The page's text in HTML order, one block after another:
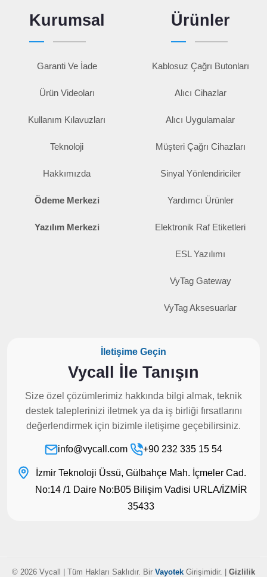
Kablosuz Çağrı Butonu Kullanmanın
düzenli ve kontrollü hâle getirir. Personelin sürekli olarak farklı
alanları kontrol etme ihtiyacını azaltarak yalnızca çağrı gelen
Taleplerin hızlı şekilde personele iletilmesi
Hizmet sürecindeki beklemelerin azaltılması
Personelin daha verimli çalışması
İhtiyaca göre yeni cihazlarla genişletilebilmesi
Daha düzenli ve profesyonel hizmet yönetimi
Çağrı cihazı, çağrı butonundan gönderilen bildirimi alan ve
görevli personele ileten ekran, pager veya alıcı ünitesidir.
Kullanım ihtiyacına göre çağrılar sabit bir ekranda
görüntülenebilir, personelin taşıdığı cihaza gönderilebilir veya
bilgisayar üzerinden takip edilebilir.
Doğru çağrı cihazı seçilirken işletmenin büyüklüğü, çağrı noktası
sayısı, kullanım alanı ve personelin çalışma şekli dikkate
alınmalıdır. Bu sayede sistem, işletmenin günlük operasyonuna
Kurumsal
Garanti Ve İade
Ürün Videoları
Kullanım Kılavuzları
Teknoloji
Hakkımızda
Ödeme Merkezi
Yazılım Merkezi
Ürünler
Kablosuz Çağrı Butonları
Alıcı Cihazlar
Alıcı Uygulamalar
Müşteri Çağrı Cihazları
Sinyal Yönlendiriciler
Yardımcı Ürünler
Elektronik Raf Etiketleri
ESL Yazılımı
VyTag Gateway
VyTag Aksesuarlar
İletişime Geçin
Vycall İle Tanışın
Size özel çözümlerimiz hakkında bilgi almak, teknik
destek taleplerinizi iletmek ya da iş birliği fırsatlarını
değerlendirmek için bizimle iletişime geçebilirsiniz.
info@vycall.com +90 232 335 15 54
İzmir Teknoloji Üssü, Gülbahçe Mah. İçmeler Cad.
No:14 /1 Daire No:B05 Bilişim Vadisi URLA/İZMİR
35433
© 2026 Vycall | Tüm Hakları Saklıdır. Bir Vayotek Girişimidir. | Gizlilik